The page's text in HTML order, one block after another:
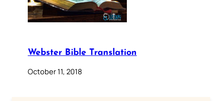
Webster Bible Translation
October 11, 2018